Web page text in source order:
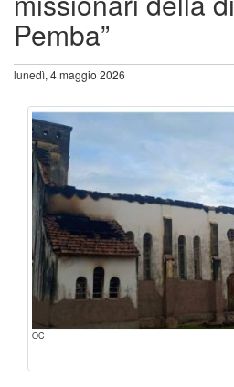
Pemba”
lunedì, 4 maggio 2026
OC